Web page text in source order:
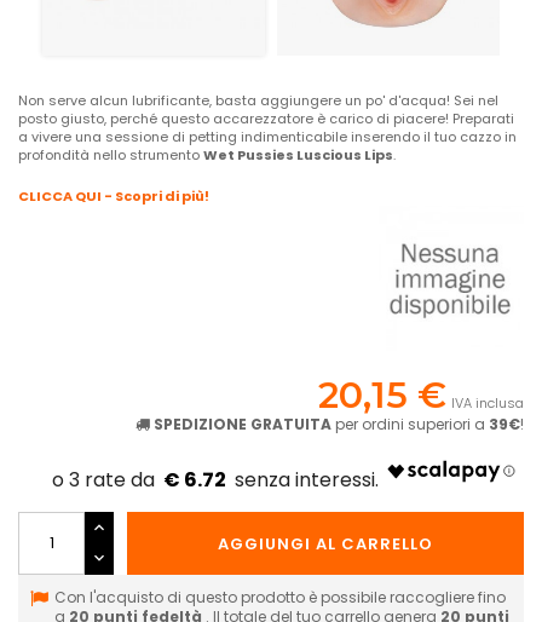
Non serve alcun lubrificante, basta aggiungere un po' d'acqua! Sei nel
posto giusto, perché questo accarezzatore è carico di piacere! Preparati
a vivere una sessione di petting indimenticabile inserendo il tuo cazzo in
profondità nello strumentoWet Pussies Luscious Lips.
CLICCA QUI - Scopri di più!
20,15 € IVA inclusa
SPEDIZIONE GRATUITA per ordini superiori a 39€!
€ 6.72
AGGIUNGI AL CARRELLO
Con l'acquisto di questo prodotto è possibile raccogliere fino
a 20 punti fedeltà . Il totale del tuo carrello genera 20 punti